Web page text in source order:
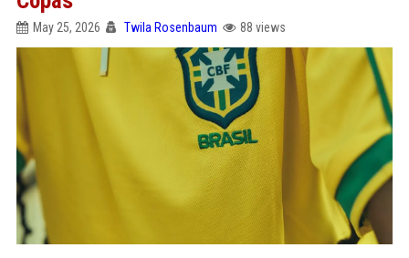
May 25, 2026 Twila Rosenbaum 88 views